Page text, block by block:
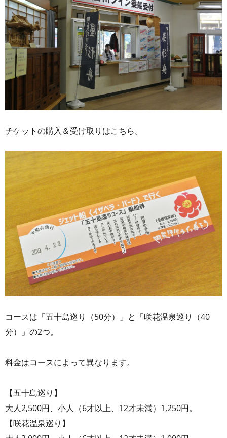
チケットの購入＆受け取りはこちら。
コースは「五十島巡り（50分）」と「咲花温泉巡り（40
分）」の2つ。
料金はコースによって異なります。
【五十島巡り】
大人2,500円、小人（6才以上、12才未満）1,250円。
【咲花温泉巡り】